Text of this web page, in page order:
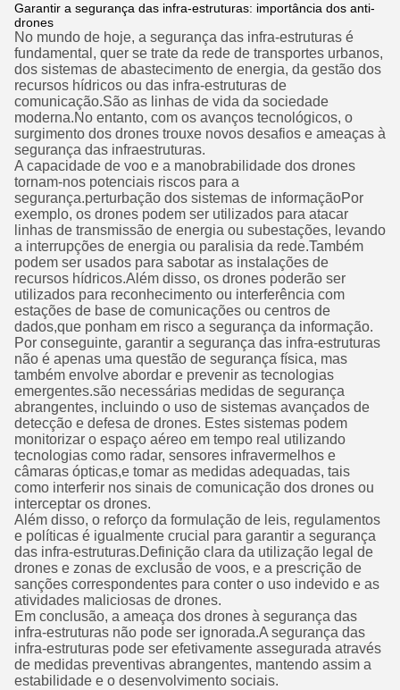
Garantir a segurança das infra-estruturas: importância dos anti-
drones
No mundo de hoje, a segurança das infra-estruturas é
fundamental, quer se trate da rede de transportes urbanos,
dos sistemas de abastecimento de energia, da gestão dos
recursos hídricos ou das infra-estruturas de
comunicação.São as linhas de vida da sociedade
moderna.No entanto, com os avanços tecnológicos, o
surgimento dos drones trouxe novos desafios e ameaças à
segurança das infraestruturas.
A capacidade de voo e a manobrabilidade dos drones
tornam-nos potenciais riscos para a
segurança.perturbação dos sistemas de informaçãoPor
exemplo, os drones podem ser utilizados para atacar
linhas de transmissão de energia ou subestações, levando
a interrupções de energia ou paralisia da rede.Também
podem ser usados para sabotar as instalações de
recursos hídricos.Além disso, os drones poderão ser
utilizados para reconhecimento ou interferência com
estações de base de comunicações ou centros de
dados,que ponham em risco a segurança da informação.
Por conseguinte, garantir a segurança das infra-estruturas
não é apenas uma questão de segurança física, mas
também envolve abordar e prevenir as tecnologias
emergentes.são necessárias medidas de segurança
abrangentes, incluindo o uso de sistemas avançados de
detecção e defesa de drones. Estes sistemas podem
monitorizar o espaço aéreo em tempo real utilizando
tecnologias como radar, sensores infravermelhos e
câmaras ópticas,e tomar as medidas adequadas, tais
como interferir nos sinais de comunicação dos drones ou
interceptar os drones.
Além disso, o reforço da formulação de leis, regulamentos
e políticas é igualmente crucial para garantir a segurança
das infra-estruturas.Definição clara da utilização legal de
drones e zonas de exclusão de voos, e a prescrição de
sanções correspondentes para conter o uso indevido e as
atividades maliciosas de drones.
Em conclusão, a ameaça dos drones à segurança das
infra-estruturas não pode ser ignorada.A segurança das
infra-estruturas pode ser efetivamente assegurada através
de medidas preventivas abrangentes, mantendo assim a
estabilidade e o desenvolvimento sociais.